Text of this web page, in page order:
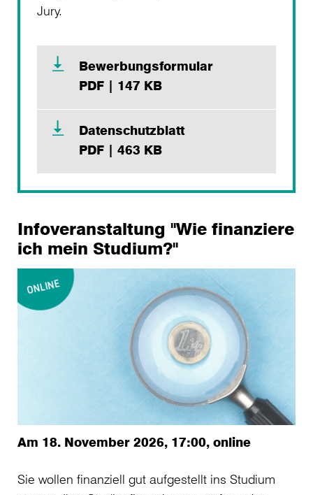
Jury.
Bewerbungsformular
PDF | 147 KB
Datenschutzblatt
PDF | 463 KB
Infoveranstaltung "Wie finanziere
ich mein Studium?"
Am 18. November 2026, 17:00, online
Sie wollen finanziell gut aufgestellt ins Studium